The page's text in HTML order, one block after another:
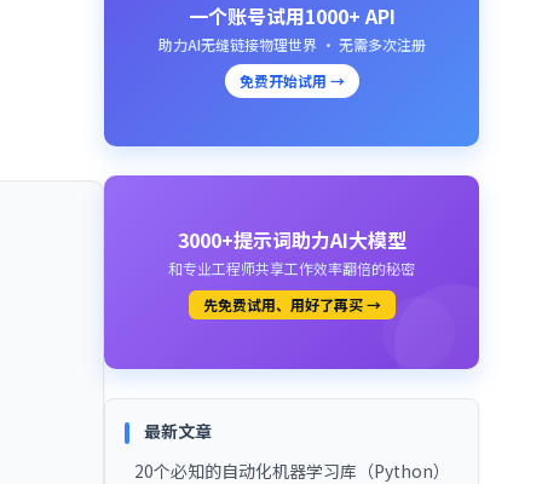
一个账号试用1000+ API
助力AI无缝链接物理世界 · 无需多次注册
免费开始试用 →
3000+提示词助力AI大模型
和专业工程师共享工作效率翻倍的秘密
先免费试用、用好了再买 →
最新文章
20个必知的自动化机器学习库（Python）